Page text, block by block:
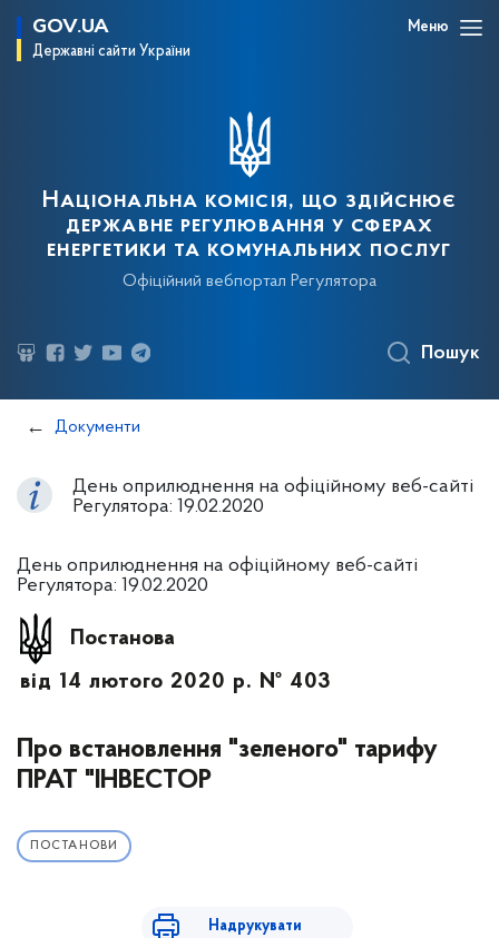
GOV.UA
Державні сайти України
Меню
Національна комісія, що здійснює
державне регулювання у сферах
енергетики та комунальних послуг
Офіційний вебпортал Регулятора
Пошук
Документи
День оприлюднення на офіційному веб-сайті
Регулятора: 19.02.2020
День оприлюднення на офіційному веб-сайті
Регулятора: 19.02.2020
Постанова
від 14 лютого 2020 р. № 403
Про встановлення "зеленого" тарифу
ПРАТ "ІНВЕСТОР
ПОСТАНОВИ
Надрукувати